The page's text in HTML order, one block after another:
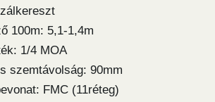
100m: 5,1-1,4m
1/4 MOA
szemtávolság: 90mm
FMC (11réteg)